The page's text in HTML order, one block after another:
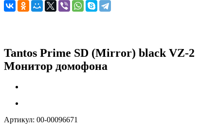
Tantos Prime SD (Mirror) black VZ-2
Монитор домофона
Артикул: 00-00096671